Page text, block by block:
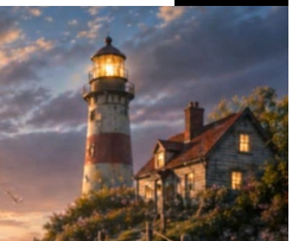
Anzeige